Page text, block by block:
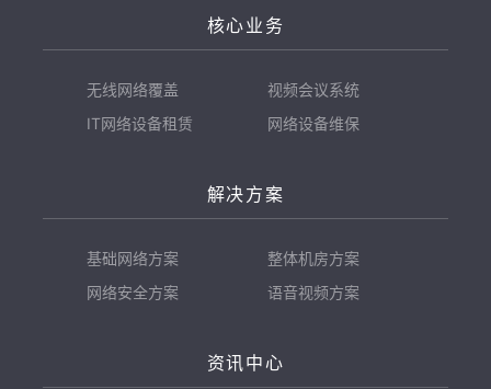
核心业务
无线网络覆盖
视频会议系统
IT网络设备租赁
网络设备维保
解决方案
基础网络方案
整体机房方案
网络安全方案
语音视频方案
资讯中心